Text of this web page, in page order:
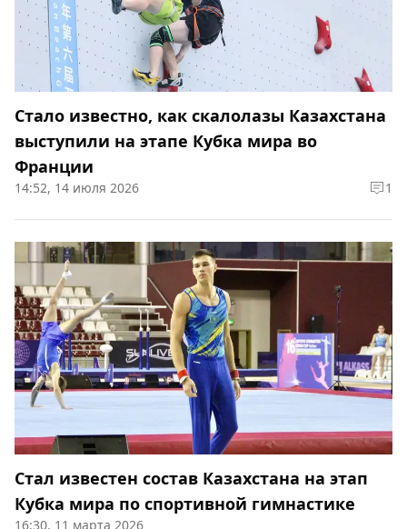
Стало известно, как скалолазы Казахстана
выступили на этапе Кубка мира во
Франции
14:52, 14 июля 2026 1
Стал известен состав Казахстана на этап
Кубка мира по спортивной гимнастике
16:30, 11 марта 2026